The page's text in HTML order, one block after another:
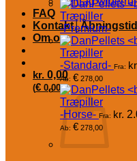
FAQ
Om os
kr. 0,00
(€ 0,00)
Træpiller
-Premium-
Træpiller
-Standard- Fra:
Ab: € 278,00
Træpiller
-Horse-Fra: kr.
Ab: € 278,00